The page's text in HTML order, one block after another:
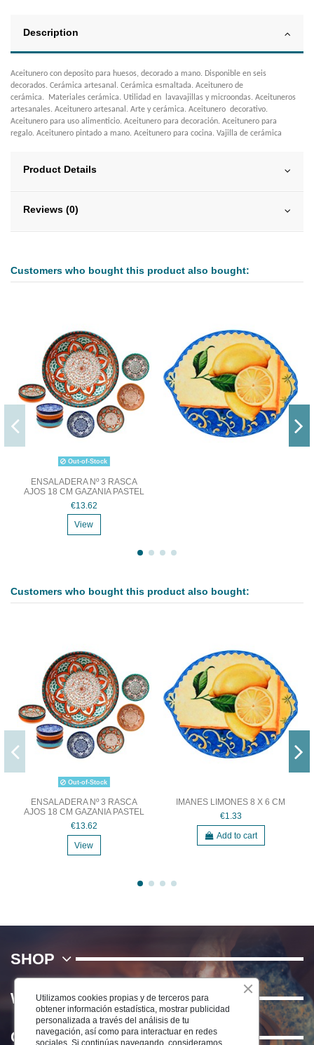
Description
Aceitunero con deposito para huesos, decorado a mano. Disponible en seis
decorados. Cerámica artesanal. Cerámica esmaltada. Aceitunero de
cerámica. Materiales cerámica. Utilidad en lavavajillas y microondas. Aceituneros
artesanales. Aceitunero artesanal. Arte y cerámica. Aceitunero decorativo.
Aceitunero para uso alimenticio. Aceitunero para decoración. Aceitunero para
regalo. Aceitunero pintado a mano. Aceitunero para cocina. Vajilla de cerámica
Product Details
Reviews (0)
Customers who bought this product also bought:
Out-of-Stock
ENSALADERA Nº 3 RASCA
AJOS 18 CM GAZANIA PASTEL
€13.62
View
Customers who bought this product also bought:
Out-of-Stock
ENSALADERA Nº 3 RASCA
AJOS 18 CM GAZANIA PASTEL
€13.62
View
IMANES LIMONES 8 X 6 CM
€1.33
Add to cart
SHOP
WE
Contact us
Utilizamos cookies propias y de terceros para
obtener información estadística, mostrar publicidad
personalizada a través del análisis de tu
navegación, así como para interactuar en redes
sociales. Si continúas navegando, consideramos